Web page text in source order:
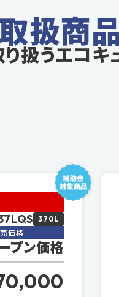
扱商
扱うエコキ
370L
価格
プン価格